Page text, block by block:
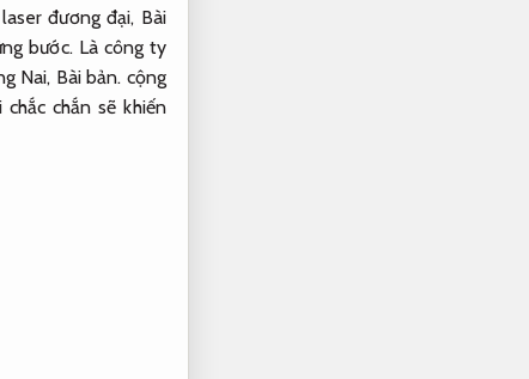
đương đại, Bài
bước.Là công ty
Nai, Bài bản. cộng
chắc chắn sẽ khiến